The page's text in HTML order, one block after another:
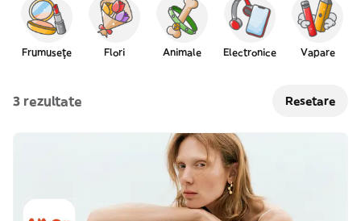
Frumusețe Flori Animale Electronice Vapare
3 rezultate Resetare